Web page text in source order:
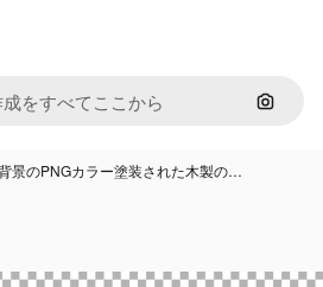
画像で
景のPNGカラー塗装された木製の…